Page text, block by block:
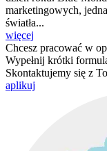
marketingowych,
światła...
więcej
Chcesz pracować w
Wypełnij krótki
Skontaktujemy się z
aplikuj